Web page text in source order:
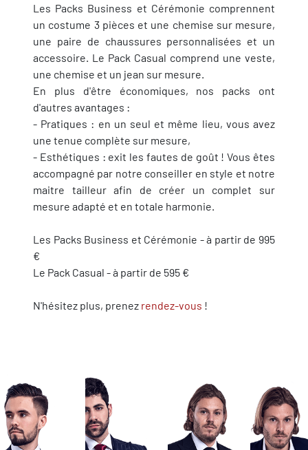
Les Packs Business et Cérémonie comprennent
un costume 3 pièces et une chemise sur mesure,
une paire de chaussures personnalisées et un
accessoire. Le Pack Casual comprend une veste,
une chemise et un jean sur mesure.
En plus d'être économiques, nos packs ont
d'autres avantages :
- Pratiques : en un seul et même lieu, vous avez
une tenue complète sur mesure,
- Esthétiques : exit les fautes de goût ! Vous êtes
accompagné par notre conseiller en style et notre
maitre tailleur afin de créer un complet sur
mesure adapté et en totale harmonie.
Les Packs Business et Cérémonie - à partir de 995
€
Le Pack Casual - à partir de 595 €
N'hésitez plus, prenez rendez-vous !